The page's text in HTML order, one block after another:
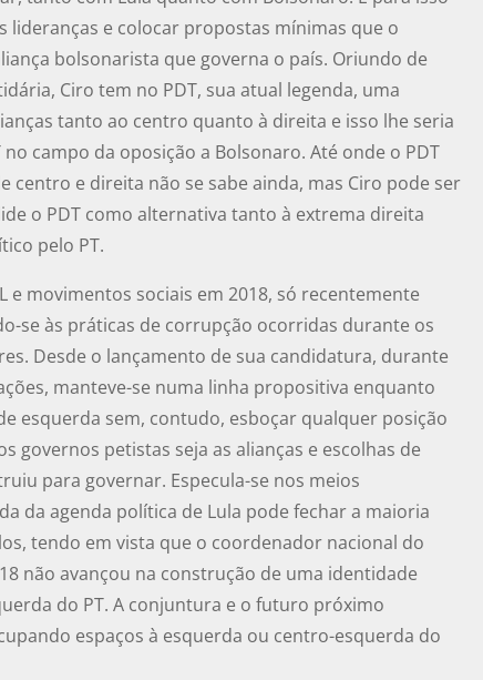
lideranças e colocar propostas mínimas que o
bolsonarista que governa o país. Oriundo de
Ciro tem no PDT, sua atual legenda, uma
tanto ao centro quanto à direita e isso lhe seria
campo da oposição a Bolsonaro. Até onde o PDT
centro e direita não se sabe ainda, mas Ciro pode ser
o PDT como alternativa tanto à extrema direita
pelo PT.
e movimentos sociais em 2018, só recentemente
se às práticas de corrupção ocorridas durante os
Desde o lançamento de sua candidatura, durante
manteve-se numa linha propositiva enquanto
esquerda sem, contudo, esboçar qualquer posição
governos petistas seja as alianças e escolhas de
para governar. Especula-se nos meios
da agenda política de Lula pode fechar a maioria
tendo em vista que o coordenador nacional do
não avançou na construção de uma identidade
do PT. A conjuntura e o futuro próximo
espaços à esquerda ou centro-esquerda do